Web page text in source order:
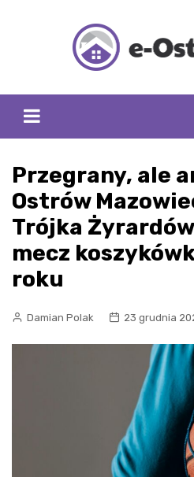
Przegrany, ale
Ostrów
Trójka
mecz
roku
Damian Polak 23 grudnia